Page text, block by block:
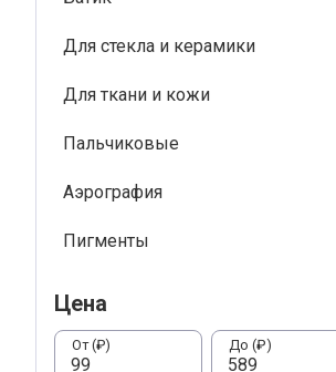
Для стекла и керамики
Для ткани и кожи
Пальчиковые
Аэрография
Пигменты
Цена
От (₽) До (₽)
Руза